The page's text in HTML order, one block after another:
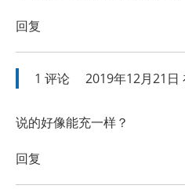
回复
1 评论 2019年12月21日
说的好像能充一样？
回复